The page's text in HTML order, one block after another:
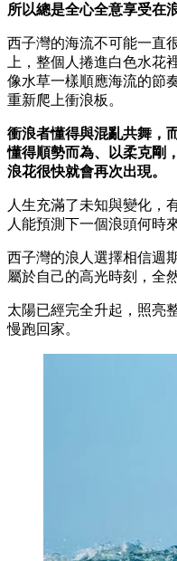
所以總是全心全意享受在
西子灣的海流不可能一直
上，整個人捲進白色水花
像水草一樣順應海流的節
重新爬上衝浪板。
衝浪者懂得與混亂共舞，
懂得順勢而為、以柔克剛
浪花很快就會再次出現。
人生充滿了未知與變化，
人能預測下一個浪頭何時
西子灣的浪人選擇相信週
屬於自己的高光時刻，全
太陽已經完全升起，照亮
慢跑回家。